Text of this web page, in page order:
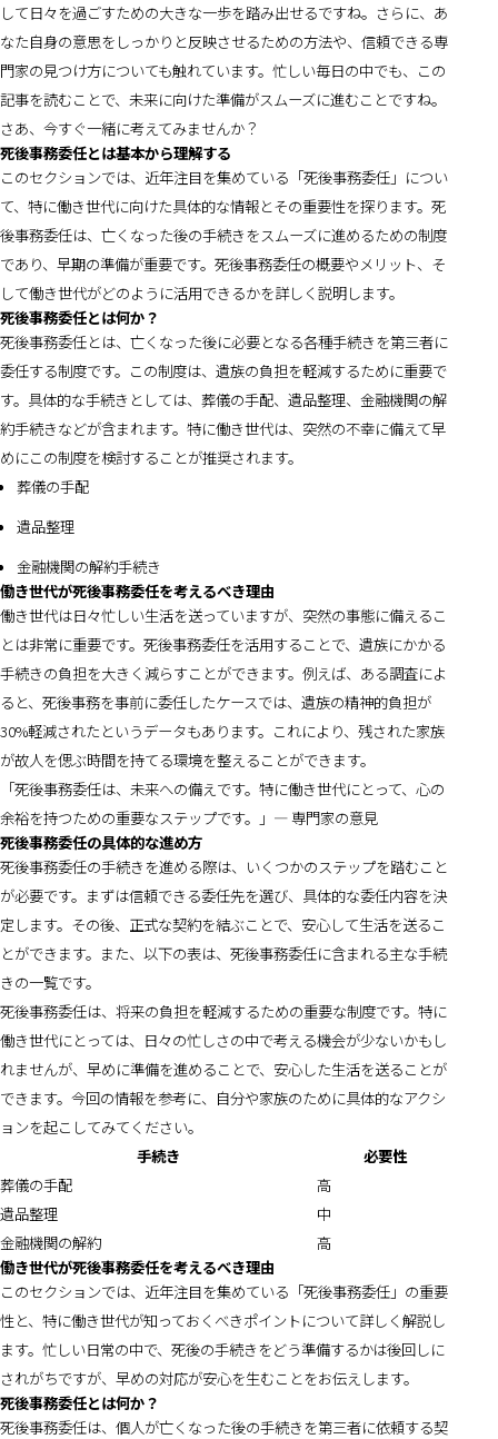
して日々を過ごすための大きな一歩を踏み出せるですね。さらに、あ
なた自身の意思をしっかりと反映させるための方法や、信頼できる専
門家の見つけ方についても触れています。忙しい毎日の中でも、この
記事を読むことで、未来に向けた準備がスムーズに進むことですね。
さあ、今すぐ一緒に考えてみませんか？
死後事務委任とは基本から理解する
このセクションでは、近年注目を集めている「死後事務委任」につい
て、特に働き世代に向けた具体的な情報とその重要性を探ります。死
後事務委任は、亡くなった後の手続きをスムーズに進めるための制度
であり、早期の準備が重要です。死後事務委任の概要やメリット、そ
して働き世代がどのように活用できるかを詳しく説明します。
死後事務委任とは何か？
死後事務委任とは、亡くなった後に必要となる各種手続きを第三者に
委任する制度です。この制度は、遺族の負担を軽減するために重要で
す。具体的な手続きとしては、葬儀の手配、遺品整理、金融機関の解
約手続きなどが含まれます。特に働き世代は、突然の不幸に備えて早
めにこの制度を検討することが推奨されます。
葬儀の手配
遺品整理
金融機関の解約手続き
働き世代が死後事務委任を考えるべき理由
働き世代は日々忙しい生活を送っていますが、突然の事態に備えるこ
とは非常に重要です。死後事務委任を活用することで、遺族にかかる
手続きの負担を大きく減らすことができます。例えば、ある調査によ
ると、死後事務を事前に委任したケースでは、遺族の精神的負担が
30%軽減されたというデータもあります。これにより、残された家族
が故人を偲ぶ時間を持てる環境を整えることができます。
「死後事務委任は、未来への備えです。特に働き世代にとって、心の
余裕を持つための重要なステップです。」— 専門家の意見
死後事務委任の具体的な進め方
死後事務委任の手続きを進める際は、いくつかのステップを踏むこと
が必要です。まずは信頼できる委任先を選び、具体的な委任内容を決
定します。その後、正式な契約を結ぶことで、安心して生活を送るこ
とができます。また、以下の表は、死後事務委任に含まれる主な手続
きの一覧です。
死後事務委任は、将来の負担を軽減するための重要な制度です。特に
働き世代にとっては、日々の忙しさの中で考える機会が少ないかもし
れませんが、早めに準備を進めることで、安心した生活を送ることが
できます。今回の情報を参考に、自分や家族のために具体的なアクシ
ョンを起こしてみてください。
手続き
必要性
葬儀の手配
高
遺品整理
中
金融機関の解約
高
働き世代が死後事務委任を考えるべき理由
このセクションでは、近年注目を集めている「死後事務委任」の重要
性と、特に働き世代が知っておくべきポイントについて詳しく解説し
ます。忙しい日常の中で、死後の手続きをどう準備するかは後回しに
されがちですが、早めの対応が安心を生むことをお伝えします。
死後事務委任とは何か？
死後事務委任は、個人が亡くなった後の手続きを第三者に依頼する契